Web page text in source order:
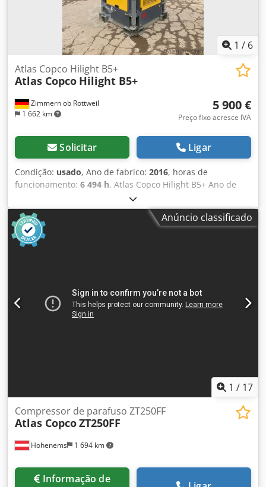
1 / 6
Zimmern ob Rottweil
1 662 km
Atlas Copco Hilight B5+
Atlas Copco Hilight B5+
5 900 €
Preço fixo acresce IVA
Solicitar Ligar
Condição: usado, Ano de fabrico: 2016, horas de
funcionamento: 6 494 h, Atlas Copco Hilight B5+ Ano de
fabricação: 2016 Horas de operação: 6.494 h Iluminação
LED: 4 × 350 W Cobertura de iluminação: até 5.000 m²
Peso: 981 kg Crodpfx Anoy R Atze TofAnúncio classificado
1 / 17
Hohenems 1 694 km
Compressor de parafuso ZT250FF
Atlas CopcoZT250FF